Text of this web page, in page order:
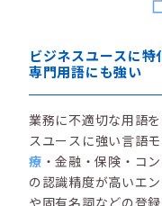
ビジネスユースに特
専門用語にも強い
業務に不適切な用語
スユースに強い言語
療 ・金融・保険・コ
の認識精度が高いエ
や固有名詞などの登